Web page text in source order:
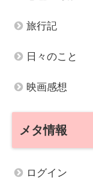
旅行記
日々のこと
映画感想
メタ情報
ログイン